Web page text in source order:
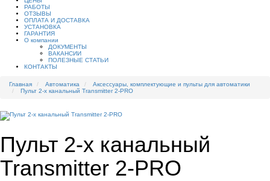
РАБОТЫ
ОТЗЫВЫ
ОПЛАТА И ДОСТАВКА
УСТАНОВКА
ГАРАНТИЯ
О компании
ДОКУМЕНТЫ
ВАКАНСИИ
ПОЛЕЗНЫЕ СТАТЬИ
КОНТАКТЫ
Главная Автоматика
Аксессуары, комплектующие и пульты для автоматики
Пульт 2-х канальный Transmitter 2-PRO
Пульт 2-х канальный
Transmitter 2-PRO